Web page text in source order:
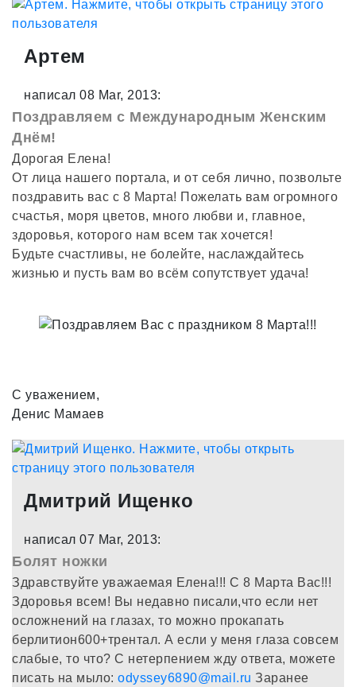
Артем
написал 08 Mar, 2013:
Поздравляем с Международным Женским
Днём!
Дорогая Елена!
От лица нашего портала, и от себя лично, позвольте
поздравить вас с 8 Марта! Пожелать вам огромного
счастья, моря цветов, много любви и, главное,
здоровья, которого нам всем так хочется!
Будьте счастливы, не болейте, наслаждайтесь
жизнью и пусть вам во всём сопутствует удача!
С уважением,
Денис Мамаев
Дмитрий Ищенко
написал 07 Mar, 2013:
Болят ножки
Здравствуйте уважаемая Елена!!! С 8 Марта Вас!!!
Здоровья всем! Вы недавно писали,что если нет
осложнений на глазах, то можно прокапать
берлитион600+трентал. А если у меня глаза совсем
слабые, то что? С нетерпением жду ответа, можете
писать на мыло: odyssey6890@mail.ru Заранее